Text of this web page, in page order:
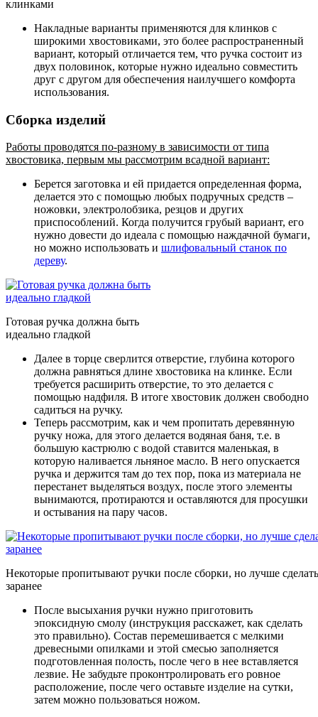
клинками
Накладные варианты применяются для клинков с
широкими хвостовиками, это более распространенный
вариант, который отличается тем, что ручка состоит из
двух половинок, которые нужно идеально совместить
друг с другом для обеспечения наилучшего комфорта
использования.
Сборка изделий
Работы проводятся по-разному в зависимости от типа
хвостовика, первым мы рассмотрим всадной вариант:
Берется заготовка и ей придается определенная форма,
делается это с помощью любых подручных средств –
ножовки, электролобзика, резцов и других
приспособлений. Когда получится грубый вариант, его
нужно довести до идеала с помощью наждачной бумаги,
но можно использовать и шлифовальный станок по
дереву.
Готовая ручка должна быть
идеально гладкой
Далее в торце сверлится отверстие, глубина которого
должна равняться длине хвостовика на клинке. Если
требуется расширить отверстие, то это делается с
помощью надфиля. В итоге хвостовик должен свободно
садиться на ручку.
Теперь рассмотрим, как и чем пропитать деревянную
ручку ножа, для этого делается водяная баня, т.е. в
большую кастрюлю с водой ставится маленькая, в
которую наливается льняное масло. В него опускается
ручка и держится там до тех пор, пока из материала не
перестанет выделяться воздух, после этого элементы
вынимаются, протираются и оставляются для просушки
и остывания на пару часов.
Некоторые пропитывают ручки после сборки, но лучше
заранее
После высыхания ручки нужно приготовить
эпоксидную смолу (инструкция расскажет, как сделать
это правильно). Состав перемешивается с мелкими
древесными опилками и этой смесью заполняется
подготовленная полость, после чего в нее вставляется
лезвие. Не забудьте проконтролировать его ровное
расположение, после чего оставьте изделие на сутки,
затем можно пользоваться ножом.